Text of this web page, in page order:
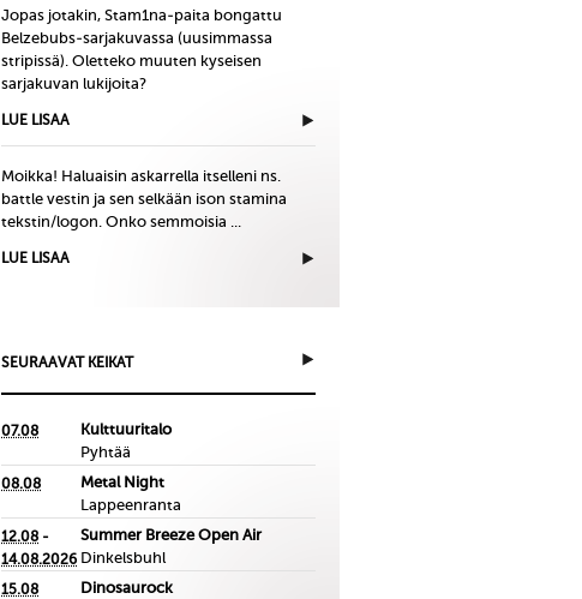
Jopas jotakin, Stam1na-paita bongattu
Belzebubs-sarjakuvassa (uusimmassa
stripissä). Oletteko muuten kyseisen
sarjakuvan lukijoita?
LUE LISAA
Moikka! Haluaisin askarrella itselleni ns.
battle vestin ja sen selkään ison stamina
tekstin/logon. Onko semmoisia ...
LUE LISAA
SEURAAVAT KEIKAT
07.08
Kulttuuritalo
Pyhtää
08.08
Metal Night
Lappeenranta
12.08 -
14.08.2026
Summer Breeze Open Air
Dinkelsbuhl
15.08
Dinosaurock